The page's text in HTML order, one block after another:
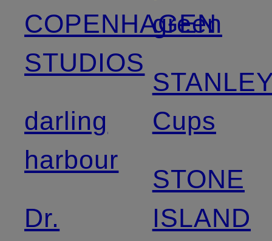
COPENHAGEN
STUDIOS
darling
harbour
Dr.
green
Cups
STONE
ISLAND